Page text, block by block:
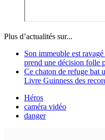
Plus d’actualités sur...
Son immeuble est
prend une décision folle
Ce chaton de refuge bat
Livre Guinness des
Héros
caméra vidéo
danger